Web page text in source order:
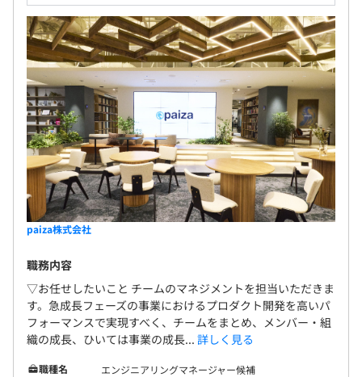
paiza株式会社
職務内容
▽お任せしたいこと チームのマネジメントを担当いただきま
す。急成長フェーズの事業におけるプロダクト開発を高いパ
フォーマンスで実現すべく、チームをまとめ、メンバー・組
織の成長、ひいては事業の成長... 詳しく見る
職種名
エンジニアリングマネージャー候補